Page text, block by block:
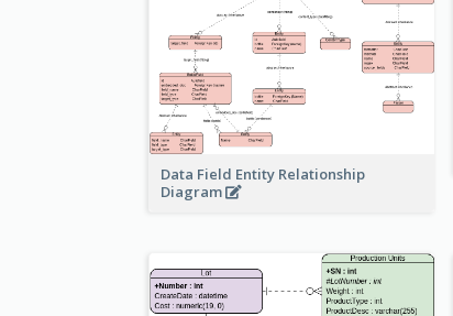
Data Field Entity Relationship
Diagram